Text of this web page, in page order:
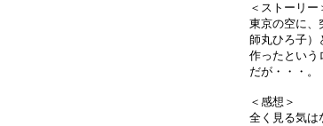
＜ストーリー
東京の空に、
師丸ひろ子）
作ったという
だが・・・。
＜感想＞
全く見る気は